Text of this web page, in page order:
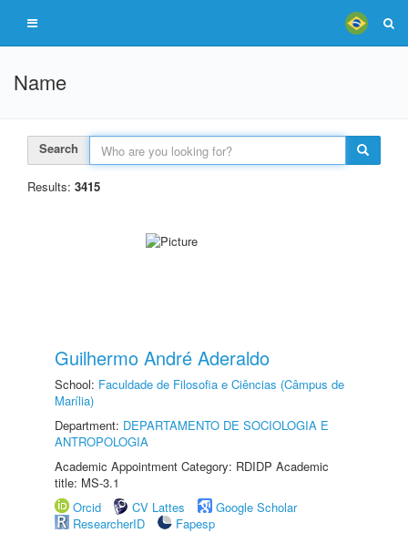
Name
Search
Results: 3415
Guilhermo André Aderaldo
School: Faculdade de Filosofia e Ciências (Câmpus de
Marília)
Department: DEPARTAMENTO DE SOCIOLOGIA E
ANTROPOLOGIA
Academic Appointment Category: RDIDP Academic
title: MS-3.1
Orcid
CV Lattes
Google Scholar
ResearcherID
Fapesp